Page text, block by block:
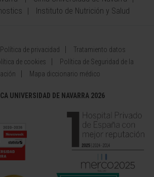
Instituto de Nutrición y Salud
Política de privacidad
Tratamiento datos
de cookies
Política de Seguridad de la
Mapa diccionario médico
UNIVERSIDAD DE NAVARRA 2026